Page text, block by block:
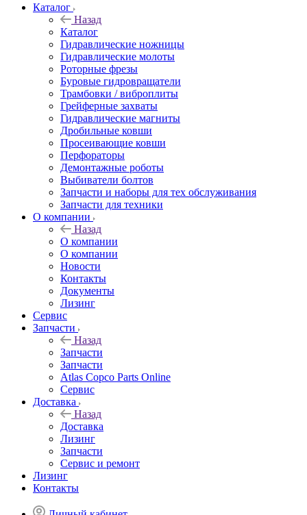
Каталог
Назад
Каталог
Гидравлические ножницы
Гидравлические молоты
Роторные фрезы
Буровые гидровращатели
Трамбовки / виброплиты
Грейферные захваты
Гидравлические магниты
Дробильные ковши
Просеивающие ковши
Перфораторы
Демонтажные роботы
Выбиватели болтов
Запчасти и наборы для тех обслуживания
Запчасти для техники
О компании
Назад
О компании
О компании
Новости
Контакты
Документы
Лизинг
Сервис
Запчасти
Назад
Запчасти
Запчасти
Atlas Copco Parts Online
Сервис
Доставка
Назад
Доставка
Лизинг
Запчасти
Сервис и ремонт
Лизинг
Контакты